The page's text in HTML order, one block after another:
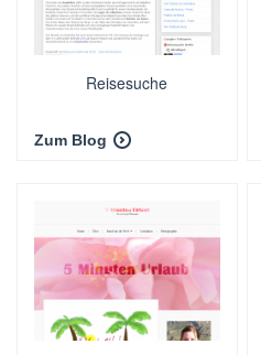
Reisesuche
Zum Blog